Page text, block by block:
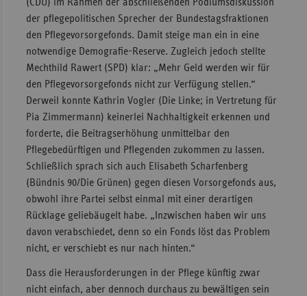
(CDU) im Rahmen der abschließenden Podiumsdiskussion
der pflegepolitischen Sprecher der Bundestagsfraktionen
den Pflegevorsorgefonds. Damit steige man ein in eine
notwendige Demografie-Reserve. Zugleich jedoch stellte
Mechthild Rawert (SPD) klar: „Mehr Geld werden wir für
den Pflegevorsorgefonds nicht zur Verfügung stellen.“
Derweil konnte Kathrin Vogler (Die Linke; in Vertretung für
Pia Zimmermann) keinerlei Nachhaltigkeit erkennen und
forderte, die Beitragserhöhung unmittelbar den
Pflegebedürftigen und Pflegenden zukommen zu lassen.
Schließlich sprach sich auch Elisabeth Scharfenberg
(Bündnis 90/Die Grünen) gegen diesen Vorsorgefonds aus,
obwohl ihre Partei selbst einmal mit einer derartigen
Rücklage geliebäugelt habe. „Inzwischen haben wir uns
davon verabschiedet, denn so ein Fonds löst das Problem
nicht, er verschiebt es nur nach hinten.“
Dass die Herausforderungen in der Pflege künftig zwar
nicht einfach, aber dennoch durchaus zu bewältigen sein